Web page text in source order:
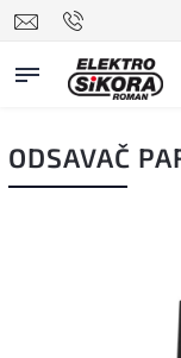
ODSAVAČ